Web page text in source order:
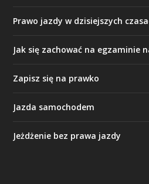
Prawo jazdy w dzisiejszych
Jak się zachować na egzaminie
Zapisz się na prawko
Jazda samochodem
Jeżdżenie bez prawa jazdy